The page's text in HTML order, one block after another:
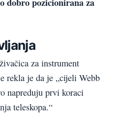
za instrument
rekla je da je „cijeli Webb
napreduju prvi koraci
teleskopa.“